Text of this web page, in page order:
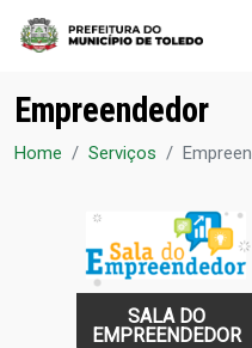
Empreendedor
Home Serviços
SALA DO
EMPREENDEDOR